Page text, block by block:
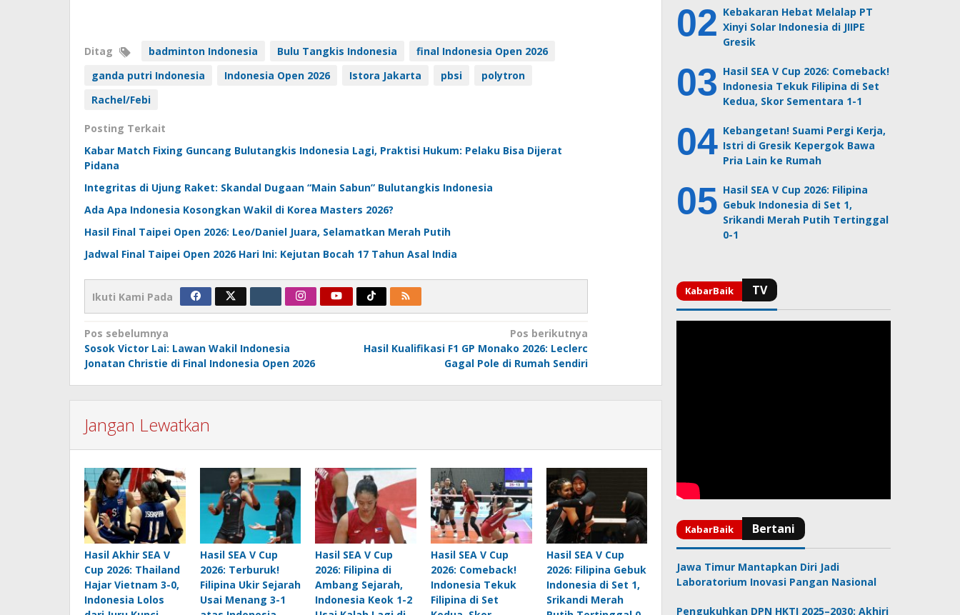
Ditag badminton Indonesia Bulu Tangkis Indonesia
final Indonesia Open 2026
ganda putri Indonesia
Indonesia Open 2026 Istora Jakarta pbsi
polytron
Rachel/Febi
Posting Terkait
Kabar Match Fixing Guncang Bulutangkis Indonesia Lagi, Praktisi Hukum: Pelaku Bisa Dijerat
Pidana
Integritas di Ujung Raket: Skandal Dugaan “Main Sabun” Bulutangkis Indonesia
Ada Apa Indonesia Kosongkan Wakil di Korea Masters 2026?
Hasil Final Taipei Open 2026: Leo/Daniel Juara, Selamatkan Merah Putih
Jadwal Final Taipei Open 2026 Hari Ini: Kejutan Bocah 17 Tahun Asal India
Ikuti Kami Pada
Navigasi
pos
Pos sebelumnya
Sosok Victor Lai: Lawan Wakil Indonesia
Jonatan Christie di Final Indonesia Open 2026
Pos berikutnya
Hasil Kualifikasi F1 GP Monako 2026: Leclerc
Gagal Pole di Rumah Sendiri
Jangan Lewatkan
Hasil Akhir SEA V
Cup 2026: Thailand
Hajar Vietnam 3-0,
Indonesia Lolos
Hasil SEA V Cup
2026: Terburuk!
Filipina Ukir Sejarah
Usai Menang 3-1
Hasil SEA V Cup
2026: Filipina di
Ambang Sejarah,
Indonesia Keok 1-2
Hasil SEA V Cup
2026: Comeback!
Indonesia Tekuk
Filipina di Set
Hasil SEA V Cup
2026: Filipina Gebuk
Indonesia di Set 1,
Srikandi Merah
Kebakaran Hebat Melalap PT
Xinyi Solar Indonesia di JIIPE
Gresik
Hasil SEA V Cup 2026: Comeback!
Indonesia Tekuk Filipina di Set
Kedua, Skor Sementara 1-1
Kebangetan! Suami Pergi Kerja,
Istri di Gresik Kepergok Bawa
Pria Lain ke Rumah
Hasil SEA V Cup 2026: Filipina
Gebuk Indonesia di Set 1,
Srikandi Merah Putih Tertinggal
0-1
Jawa Timur Mantapkan Diri Jadi
Laboratorium Inovasi Pangan Nasional
Pengukuhkan DPN HKTI 2025–2030: Akhiri